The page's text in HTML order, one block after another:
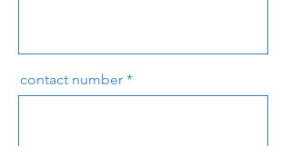
contact number